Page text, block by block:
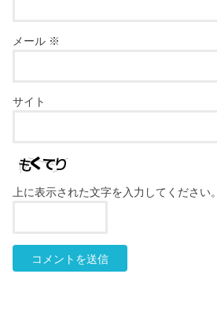
メール ※
サイト
上に表示された文字を入力してください。